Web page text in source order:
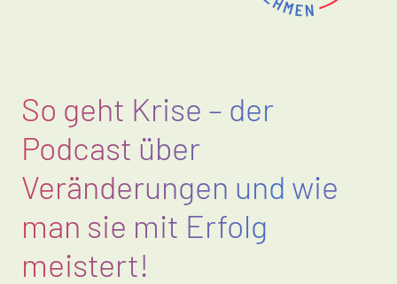
So geht Krise – der
Podcast über
Veränderungen und wie
man sie mit Erfolg
meistert!